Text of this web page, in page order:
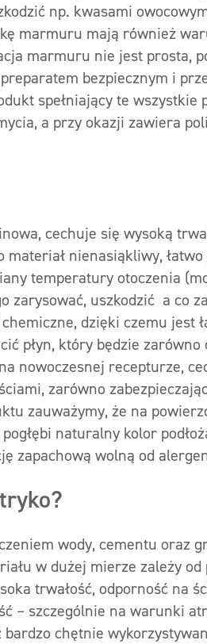
np. kwasami
marmuru mają również
marmuru nie jest prosta,
bezpiecznym i
spełniający te wszystkie
a przy okazji zawiera
cechuje się wysoką
nienasiąkliwy,
temperatury otoczenia
uszkodzić a co
dzięki czemu jest
płyn, który będzie zarówno
nowoczesnej recepturze,
zarówno
zauważymy, że na
naturalny kolor
zapachową wolną od
wody, cementu oraz
w dużej mierze zależy
trwałość, odporność na
– szczególnie na warunki
chętnie